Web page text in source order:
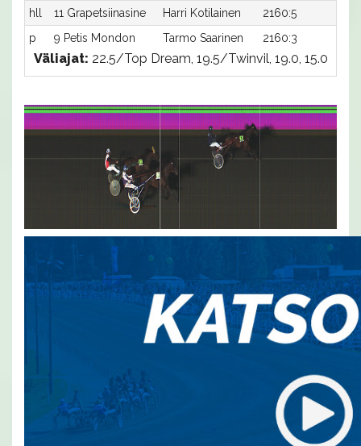
hll
11 Grapetsiinasine Harri Kotilainen 2160:5
p
9 Petis Mondon Tarmo Saarinen 2160:3
Väliajat: 22.5/Top Dream, 19.5/Twinvil, 19.0, 15.0